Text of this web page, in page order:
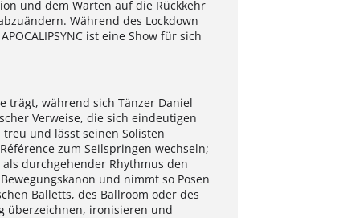
und dem Warten auf die Rückkehr
Während des Lockdown
ist eine Show für sich
trägt, während sich Tänzer Daniel
Verweise, die sich eindeutigen
und lässt seinen Solisten
zum Seilspringen wechseln;
durchgehender Rhythmus den
und nimmt so Posen
Balletts, des Ballroom oder des
überzeichnen, ironisieren und